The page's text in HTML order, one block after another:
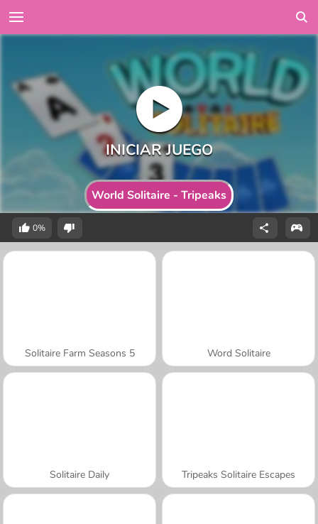
World Solitaire - Tripeaks
0%
Solitaire Farm Seasons 5 Word Solitaire
Solitaire Daily Tripeaks Solitaire Escapes